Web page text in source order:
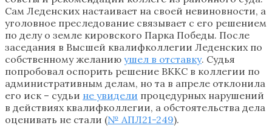
Сам Леденских настаивает на своей невиновности, а
уголовное преследование связывает с его решением
по делу о земле кировского Парка Победы. После
заседания в Высшей квалифколлегии Леденских по
собственному желанию ушел в отставку. Судья
попробовал оспорить решение ВККС в коллегии по
административным делам, но та в апреле отклонила
его иск – судьи не увидели процедурных нарушений
в действиях квалифколлегии, а обстоятельства дела
оценивать не стали (№ АПЛ21-249).